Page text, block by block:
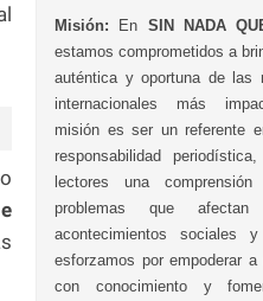
Misión: En SIN NADA
estamos comprometidos a
auténtica y oportuna de las
internacionales más
misión es ser un referente
responsabilidad
lectores una
problemas que afectan
acontecimientos sociales
esforzamos por empoderar a
con conocimiento y